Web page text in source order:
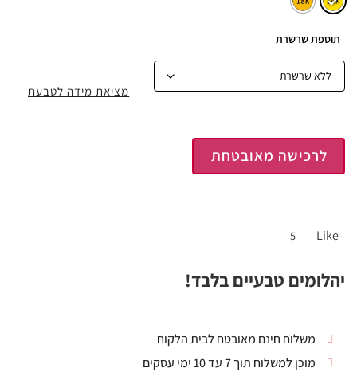
תוספת שרשרת
לרכישה מאובטחת
Like
5
מציאת מידה לטבעת
יהלומים טבעיים בלבד!
משלוח חינם מאובטח לבית הלקוח
מוכן למשלוח תוך 7 עד 10 ימי עסקים